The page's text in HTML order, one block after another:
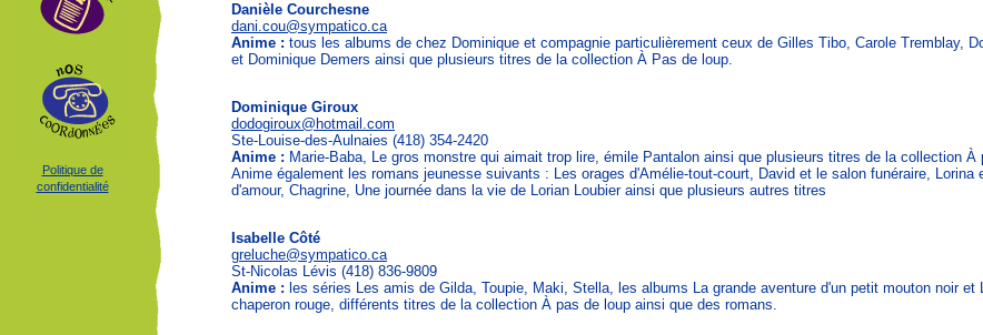
Politique de
confidentialité
Danièle Courchesne
dani.cou@sympatico.ca
Anime : tous les albums de chez Dominique et compagnie particulièrement ceux de Gilles Tibo, Carole Tremblay,
et Dominique Demers ainsi que plusieurs titres de la collection À Pas de loup.
Dominique Giroux
dodogiroux@hotmail.com
Ste-Louise-des-Aulnaies (418) 354-2420
Anime : Marie-Baba, Le gros monstre qui aimait trop lire, émile Pantalon ainsi que plusieurs titres de la collection À
Anime également les romans jeunesse suivants : Les orages d'Amélie-tout-court, David et le salon funéraire, Lorina
d'amour, Chagrine, Une journée dans la vie de Lorian Loubier ainsi que plusieurs autres titres
Isabelle Côté
greluche@sympatico.ca
St-Nicolas Lévis (418) 836-9809
Anime : les séries Les amis de Gilda, Toupie, Maki, Stella, les albums La grande aventure d'un petit mouton noir et
chaperon rouge, différents titres de la collection À pas de loup ainsi que des romans.